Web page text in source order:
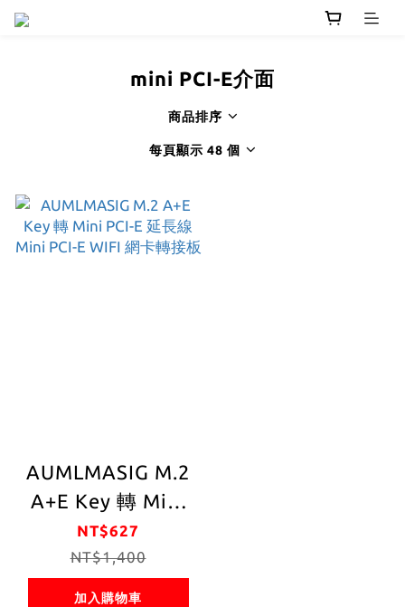
mini PCI-E介面
商品排序
每頁顯示 48 個
AUMLMASIG M.2
A+E Key 轉 Mini
PCI-E 延長線 Mini
PCI-E WIFI 網卡轉
接板
NT$627
NT$1,400
加入購物車